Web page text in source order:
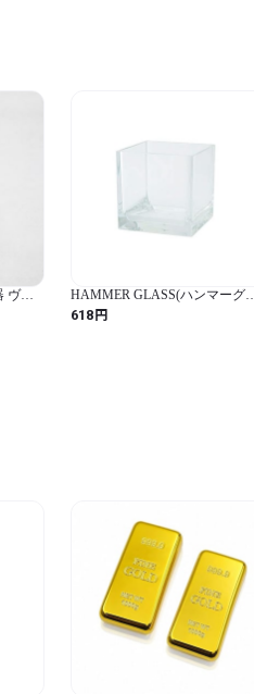
ィ
ンド
HAMMER GLASS(ハンマーグラ
ス) 花瓶 キューブ φ6 H6 クリア
割れない ポリカーボネート
618円